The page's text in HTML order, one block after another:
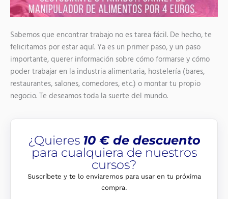
Sabemos que encontrar trabajo no es tarea fácil. De hecho, te
felicitamos por estar aquí. Ya es un primer paso, y un paso
importante, querer información sobre cómo formarse y cómo
poder trabajar en la industria alimentaria, hostelería (bares,
restaurantes, salones, comedores, etc.) o montar tu propio
negocio. Te deseamos toda la suerte del mundo.
¿Quieres 10 € de descuento
para cualquiera de nuestros
cursos?
Suscríbete y te lo enviaremos para usar en tu próxima
compra.